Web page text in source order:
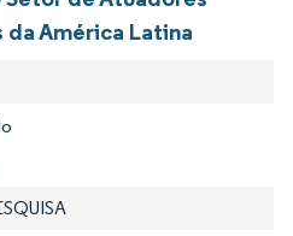
América Latina